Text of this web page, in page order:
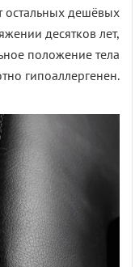
остальных дешёвых
десятков лет,
положение тела
гипоаллергенен.